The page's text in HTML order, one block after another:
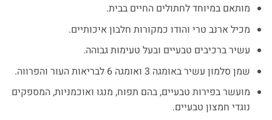
מותאם במיוחד לחתולים החיים בבית.
מכיל ארנב טרי והודו כמקורות חלבון איכותיים.
עשיר ברכיבים טבעיים ובעל טעימות גבוהה.
שמן סלמון עשיר באומגה 3 ואומגה 6 לבריאות העור והפרווה.
מועשר בפירות טבעיים, בהם תפוח, מנגו ואוכמניות, המספקים
נוגדי חמצון טבעיים.